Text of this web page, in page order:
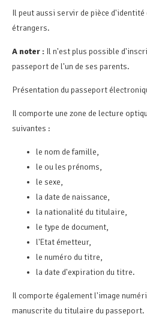
Il peut aussi servir de pièce d'identité
étrangers.
A noter : Il n'est plus possible
passeport de l'un de ses parents.
Présentation du passeport
Il comporte une zone de lecture
suivantes :
le nom de famille,
le ou les prénoms,
le sexe,
la date de naissance,
la nationalité du titulaire,
le type de document,
l'Etat émetteur,
le numéro du titre,
la date d'expiration du titre.
Il comporte également l'image
manuscrite du titulaire du passeport.